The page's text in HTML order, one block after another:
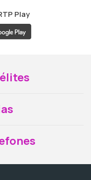
Play